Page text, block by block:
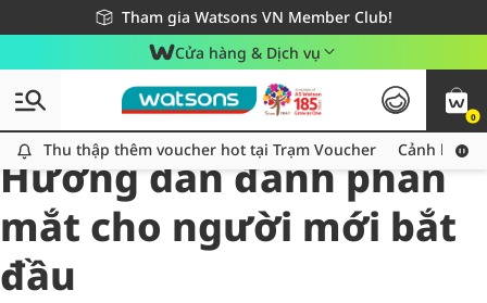
Tham gia Watsons VN Member Club!
Miễn phí giao hàng cho đơn hàng từ 249,000Đ
Giao hàng nhanh 24h - Áp dụng khu vực TP. Hồ Chí Minh
Cửa hàng & Dịch vụ
0
Thu thập thêm voucher hot tại Trạm Voucher
Thu thập thêm voucher hot tại Trạm Voucher Cảnh báo
All
Chăm Sóc Cá Nhân
Hướng dẫn đánh phấn
mắt cho người mới bắt
đầu